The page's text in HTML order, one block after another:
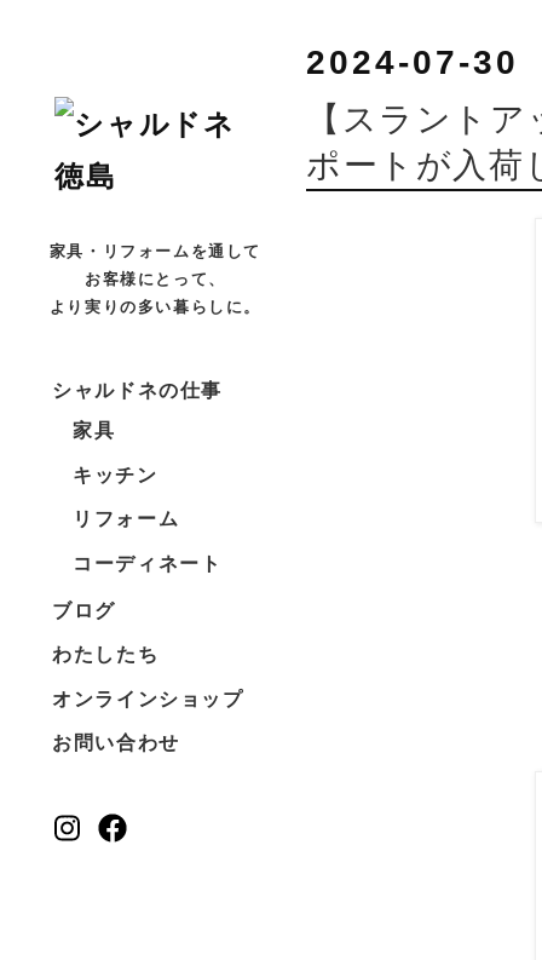
家具・リフォームを通して
お客様にとって、
より実りの多い暮らしに。
シャルドネの仕事
家具
キッチン
リフォーム
コーディネート
ブログ
わたしたち
オンラインショップ
お問い合わせ
2024-07-30
【スラント
ポートが入荷